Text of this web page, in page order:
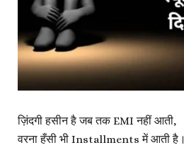
ज़िंदगी हसीन है जब तक EMI नहीं आती,
वरना हँसी भी Installments में आती है।